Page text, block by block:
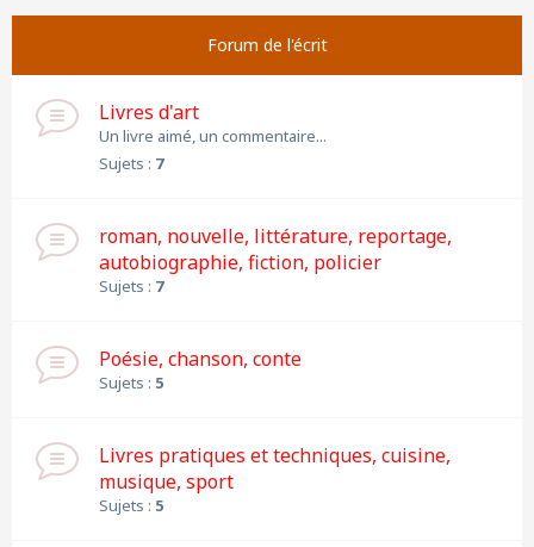
Forum de l'écrit
Livres d'art
Un livre aimé, un commentaire...
Sujets : 7
roman, nouvelle, littérature, reportage,
autobiographie, fiction, policier
Sujets : 7
Poésie, chanson, conte
Sujets : 5
Livres pratiques et techniques, cuisine,
musique, sport
Sujets : 5